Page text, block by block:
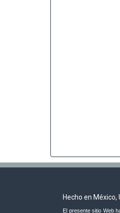
Hecho en
El presente sitio Web